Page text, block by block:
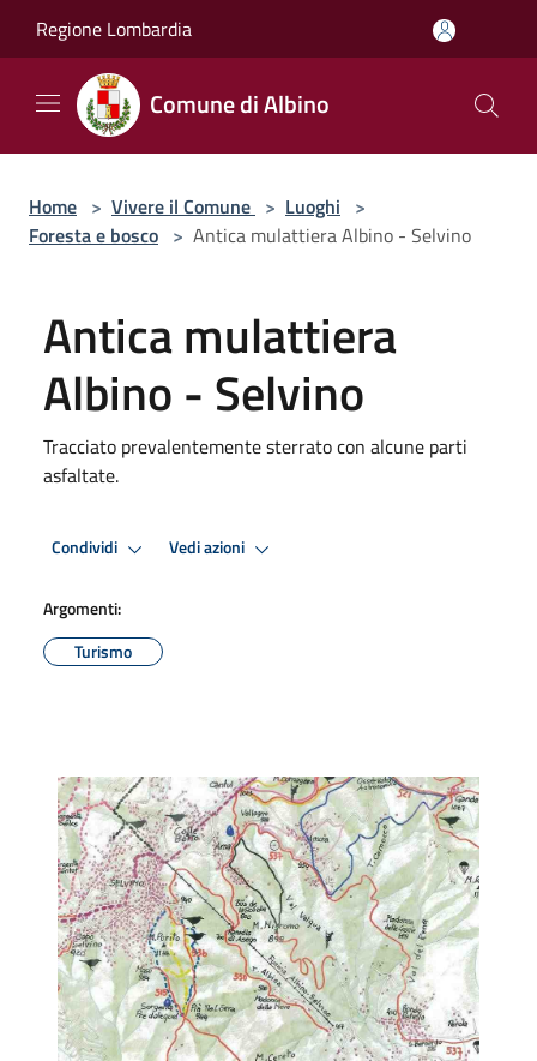
Regione Lombardia
Comune di Albino
Home > Vivere il Comune > Luoghi >
Foresta e bosco > Antica mulattiera Albino - Selvino
Antica mulattiera
Albino - Selvino
Tracciato prevalentemente sterrato con alcune parti
asfaltate.
Condividi Vedi azioni
Argomenti:
Turismo